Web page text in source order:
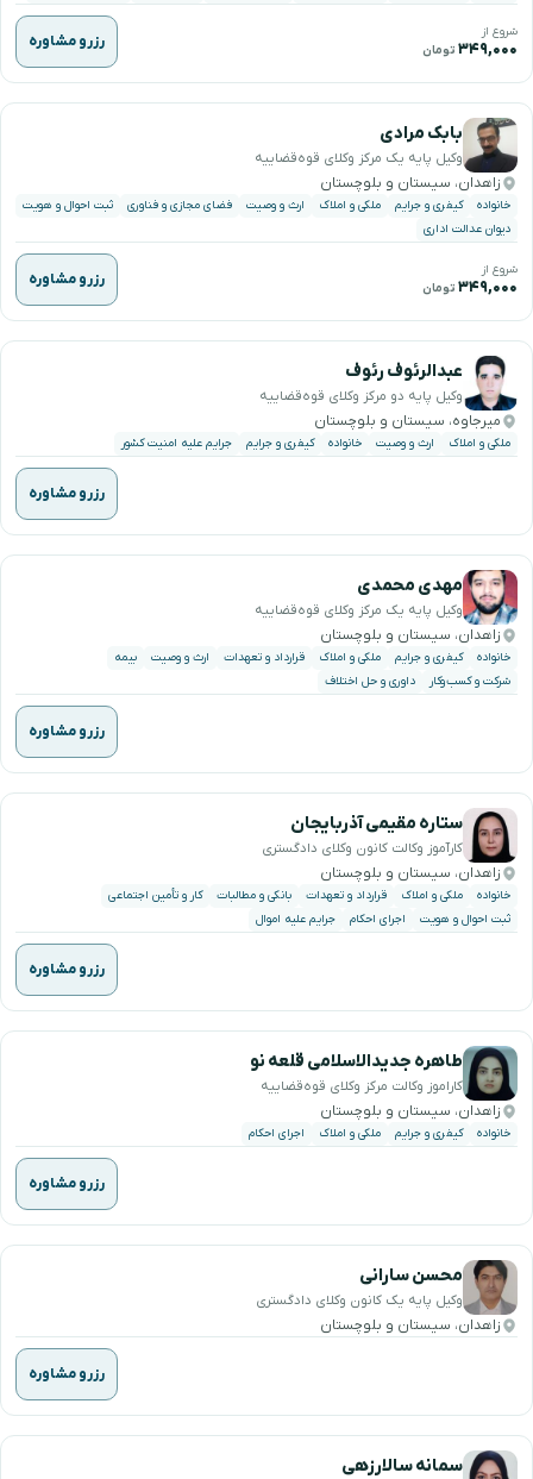
شروع از
۳۴۹,۰۰۰ تومان رزرو مشاوره
بابک مرادی
وکیل پایه یک مرکز وکلای قوه‌قضاییه
زاهدان، سیستان و بلوچستان
خانواده کیفری و جرایم ملکی و املاک ارث و وصیت فضای مجازی و فناوری
ثبت احوال و هویت
دیوان عدالت اداری
شروع از
۳۴۹,۰۰۰ تومان رزرو مشاوره
عبدالرئوف رئوف
وکیل پایه دو مرکز وکلای قوه‌قضاییه
میرجاوه، سیستان و بلوچستان
ملکی و املاک ارث و وصیت خانواده کیفری و جرایم جرایم علیه امنیت کشور
رزرو مشاوره
مهدی محمدی
وکیل پایه یک مرکز وکلای قوه‌قضاییه
زاهدان، سیستان و بلوچستان
خانواده کیفری و جرایم ملکی و املاک قرارداد و تعهدات ارث و وصیت
بیمه
شرکت و کسب‌وکار
داوری و حل اختلاف
رزرو مشاوره
ستاره مقیمی آذربایجان
کارآموز وکالت کانون وکلای دادگستری
زاهدان، سیستان و بلوچستان
خانواده ملکی و املاک قرارداد و تعهدات بانکی و مطالبات
کار و تأمین اجتماعی
ثبت احوال و هویت
اجرای احکام جرایم علیه اموال
رزرو مشاوره
طاهره جدیدالاسلامی قلعه نو
کاراموز وکالت مرکز وکلای قوه‌قضاییه
زاهدان، سیستان و بلوچستان
خانواده کیفری و جرایم ملکی و املاک اجرای احکام
رزرو مشاوره
محسن سارانی
وکیل پایه یک کانون وکلای دادگستری
زاهدان، سیستان و بلوچستان
رزرو مشاوره
سمانه سالارزهی